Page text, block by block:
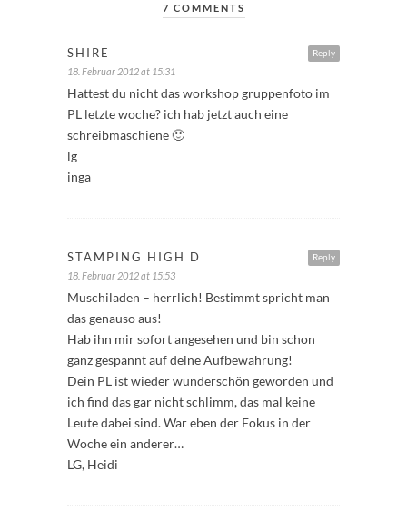
7 COMMENTS
Reply
SHIRE
18. Februar 2012 at 15:31
Hattest du nicht das workshop gruppenfoto im
PL letzte woche? ich hab jetzt auch eine
schreibmaschiene 🙂
lg
inga
Reply
STAMPING HIGH D
18. Februar 2012 at 15:53
Muschiladen – herrlich! Bestimmt spricht man
das genauso aus!
Hab ihn mir sofort angesehen und bin schon
ganz gespannt auf deine Aufbewahrung!
Dein PL ist wieder wunderschön geworden und
ich find das gar nicht schlimm, das mal keine
Leute dabei sind. War eben der Fokus in der
Woche ein anderer…
LG, Heidi